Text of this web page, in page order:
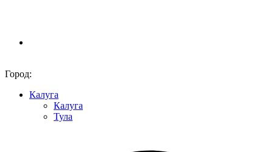
Город:
Калуга
Калуга
Тула